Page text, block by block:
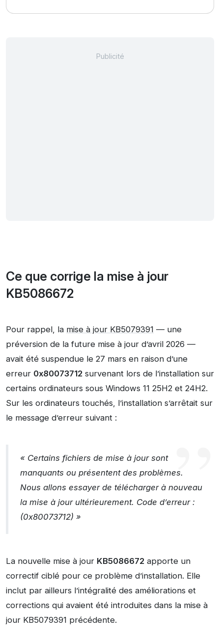
Ce que corrige la mise à jour
KB5086672
Pour rappel, la mise à jour KB5079391 — une
préversion de la future mise à jour d’avril 2026 —
avait été suspendue le 27 mars en raison d’une
erreur 0x80073712 survenant lors de l’installation sur
certains ordinateurs sous Windows 11 25H2 et 24H2.
Sur les ordinateurs touchés, l’installation s’arrêtait sur
le message d’erreur suivant :
« Certains fichiers de mise à jour sont
manquants ou présentent des problèmes.
Nous allons essayer de télécharger à nouveau
la mise à jour ultérieurement. Code d’erreur :
(0x80073712) »
La nouvelle mise à jour KB5086672 apporte un
correctif ciblé pour ce problème d’installation. Elle
inclut par ailleurs l’intégralité des améliorations et
corrections qui avaient été introduites dans la mise à
jour KB5079391 précédente.